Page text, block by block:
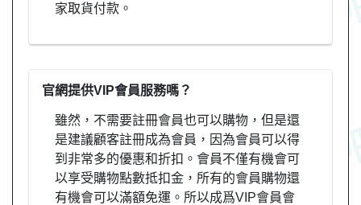
家取貨付款。
官網提供VIP會員服務嗎？
雖然，不需要註冊會員也可以購物，但是還
是建議顧客註冊成為會員，因為會員可以得
到非常多的優惠和折扣。會員不僅有機會可
以享受購物點數抵扣金，所有的會員購物還
有機會可以滿額免運。所以成爲VIP會員會